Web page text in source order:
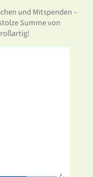
und Mitspenden –
Summe von